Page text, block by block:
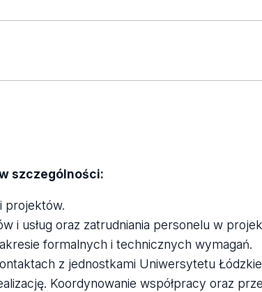
szczególności:
projektów.
i usług oraz zatrudniania personelu w
formalnych i technicznych wymagań.
z jednostkami Uniwersytetu
Koordynowanie współpracy oraz